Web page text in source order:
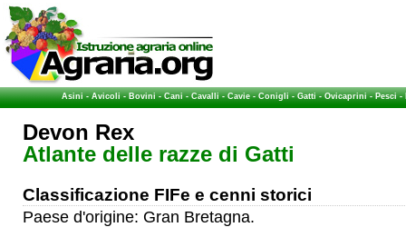
Asini-Avicoli-Bovini-Cani-Cavalli-Cavie-Conigli-Gatti-Ovicaprini-Pesci-
Devon Rex
Atlante delle razze di Gatti
Classificazione FIFe e cenni storici
Paese d'origine: Gran Bretagna.